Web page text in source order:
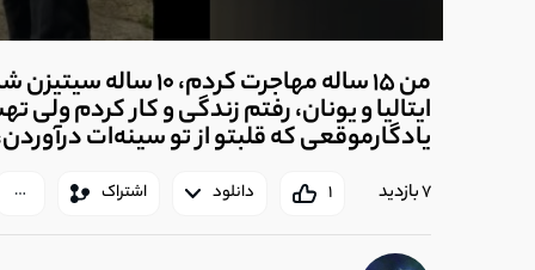
من 15 ساله مهاجرت
ایتالیا و یونان، رفتم زندگی و کار کردم ولی
یادگارموقعی که قلبتو از تو سینه‌ات
1 دانلود اشتراک 7 بازدید